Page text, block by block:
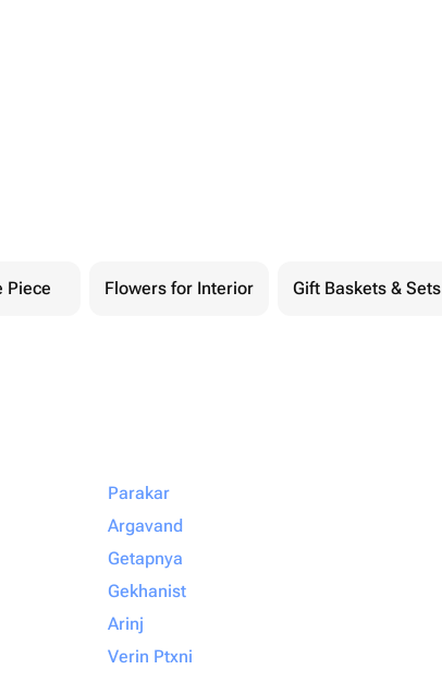
Piece Flowers for Interior Gift Baskets & Sets
Parakar
Argavand
Getapnya
Gekhanist
Arinj
Verin Ptxni